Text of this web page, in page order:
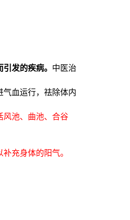
发的疾病。 中医治
血运行，祛除体内
风池、曲池、合谷
充身体的阳气。